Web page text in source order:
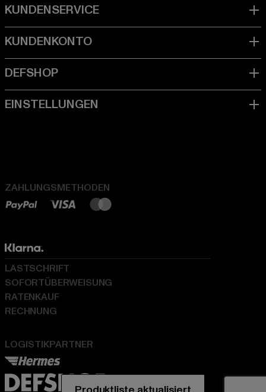
ZAHLUNGSMETHODEN
LOGISTIKPARTNER
LASTSCHRIFT
SOFORTÜBERWEISUNG
RATENKAUF
RECHNUNG